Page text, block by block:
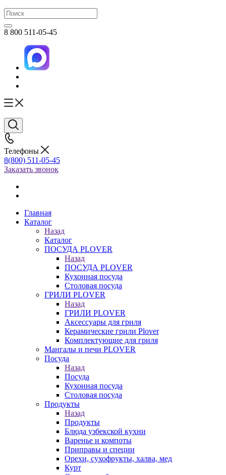
8 800 511-05-45
Телефоны
8(800) 511-05-45
Заказать звонок
Главная
Каталог
Назад
Каталог
ПОСУДА PLOVER
Назад
ПОСУДА PLOVER
Кухонная посуда
Столовая посуда
ГРИЛИ PLOVER
Назад
ГРИЛИ PLOVER
Аксессуары для гриля
Керамические грили Plover
Комплектующие для гриля
Мангалы и печи PLOVER
Посуда
Назад
Посуда
Кухонная посуда
Столовая посуда
Продукты
Назад
Продукты
Блюда узбекской кухни
Варенье и компоты
Приправы и специи
Орехи, сухофрукты, халва, мед
Курт